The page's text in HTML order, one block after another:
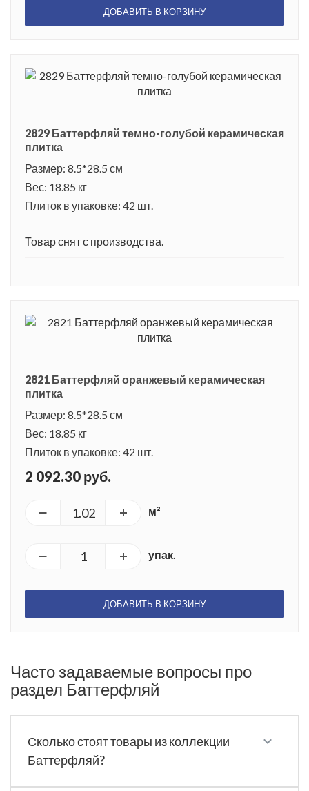
ДОБАВИТЬ В КОРЗИНУ
2829 Баттерфляй темно-голубой керамическая
плитка
Размер: 8.5*28.5 см
Вес: 18.85 кг
Плиток в упаковке: 42 шт.
Товар снят с производства.
2821 Баттерфляй оранжевый керамическая
плитка
Размер: 8.5*28.5 см
Вес: 18.85 кг
Плиток в упаковке: 42 шт.
2 092.30 руб.
м²
упак.
ДОБАВИТЬ В КОРЗИНУ
Часто задаваемые вопросы про
раздел Баттерфляй
Сколько стоят товары из коллекции
Баттерфляй?